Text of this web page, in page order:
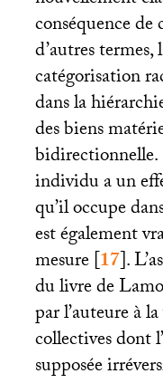
conséquence
d’autres
catégorisation
dans la
des biens
bidirectionnelle.
individu a un
qu’il occupe
est également
mesure[17].
du livre de
par l’auteure à
collectives dont
supposée